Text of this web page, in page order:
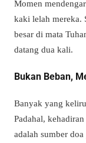
Momen
kaki lelah mereka.
besar di mata
datang dua kali.
Bukan Beban,
Banyak yang
Padahal,
adalah sumber